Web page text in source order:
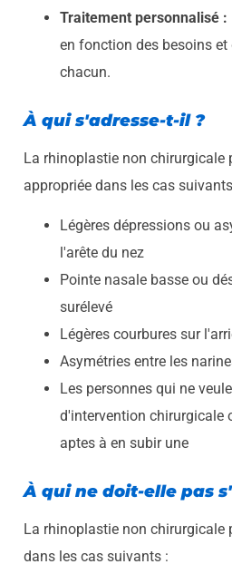
Traitement personnalisé :
en fonction des besoins et
chacun.
À qui s'adresse-t-il ?
La rhinoplastie non chirurgicale
appropriée dans les cas
Légères dépressions ou
l'arête du nez
Pointe nasale basse ou
surélevé
Légères courbures sur
Asymétries entre les
Les personnes qui ne
d'intervention chirurgicale
aptes à en subir une
À qui ne doit-elle pas
La rhinoplastie non chirurgicale
dans les cas suivants :